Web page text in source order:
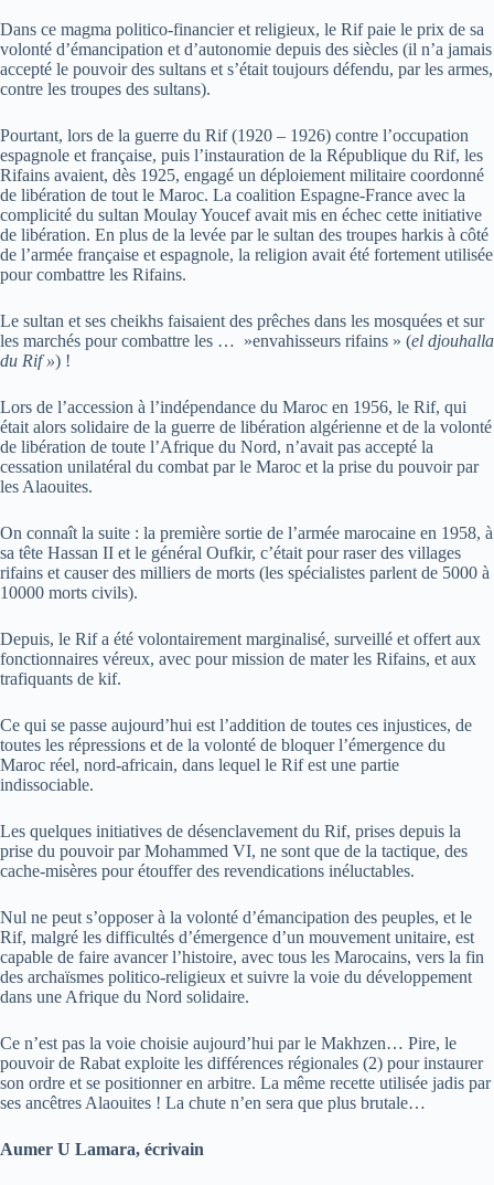
Dans ce magma politico-financier et religieux, le Rif paie le prix de sa
volonté d’émancipation et d’autonomie depuis des siècles (il n’a jamais
accepté le pouvoir des sultans et s’était toujours défendu, par les armes,
contre les troupes des sultans).
Pourtant, lors de la guerre du Rif (1920 – 1926) contre l’occupation
espagnole et française, puis l’instauration de la République du Rif, les
Rifains avaient, dès 1925, engagé un déploiement militaire coordonné
de libération de tout le Maroc. La coalition Espagne-France avec la
complicité du sultan Moulay Youcef avait mis en échec cette initiative
de libération. En plus de la levée par le sultan des troupes harkis à côté
de l’armée française et espagnole, la religion avait été fortement utilisée
pour combattre les Rifains.
Le sultan et ses cheikhs faisaient des prêches dans les mosquées et sur
les marchés pour combattre les … »envahisseurs rifains » (el djouhalla
du Rif ») !
Lors de l’accession à l’indépendance du Maroc en 1956, le Rif, qui
était alors solidaire de la guerre de libération algérienne et de la volonté
de libération de toute l’Afrique du Nord, n’avait pas accepté la
cessation unilatéral du combat par le Maroc et la prise du pouvoir par
les Alaouites.
On connaît la suite : la première sortie de l’armée marocaine en 1958, à
sa tête Hassan II et le général Oufkir, c’était pour raser des villages
rifains et causer des milliers de morts (les spécialistes parlent de 5000 à
10000 morts civils).
Depuis, le Rif a été volontairement marginalisé, surveillé et offert aux
fonctionnaires véreux, avec pour mission de mater les Rifains, et aux
trafiquants de kif.
Ce qui se passe aujourd’hui est l’addition de toutes ces injustices, de
toutes les répressions et de la volonté de bloquer l’émergence du
Maroc réel, nord-africain, dans lequel le Rif est une partie
indissociable.
Les quelques initiatives de désenclavement du Rif, prises depuis la
prise du pouvoir par Mohammed VI, ne sont que de la tactique, des
cache-misères pour étouffer des revendications inéluctables.
Nul ne peut s’opposer à la volonté d’émancipation des peuples, et le
Rif, malgré les difficultés d’émergence d’un mouvement unitaire, est
capable de faire avancer l’histoire, avec tous les Marocains, vers la fin
des archaïsmes politico-religieux et suivre la voie du développement
dans une Afrique du Nord solidaire.
Ce n’est pas la voie choisie aujourd’hui par le Makhzen… Pire, le
pouvoir de Rabat exploite les différences régionales (2) pour instaurer
son ordre et se positionner en arbitre. La même recette utilisée jadis par
ses ancêtres Alaouites ! La chute n’en sera que plus brutale…
Aumer U Lamara, écrivain